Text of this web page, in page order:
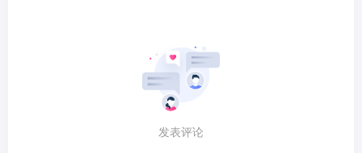
发表评论